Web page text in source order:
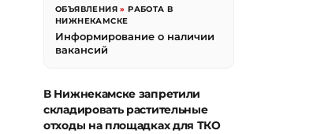
ОБЪЯВЛЕНИЯ »РАБОТА В
НИЖНЕКАМСКЕ
Информирование о наличии
вакансий
В Нижнекамске запретили
складировать растительные
отходы на площадках для ТКО